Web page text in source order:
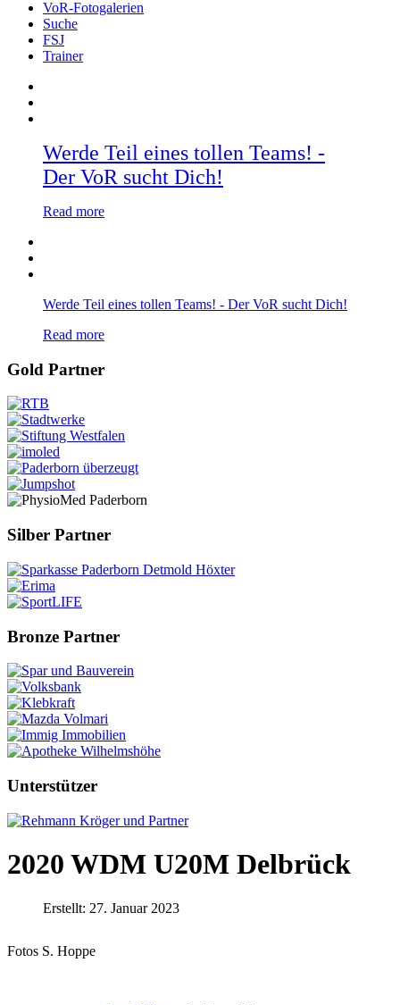
VoR-Fotogalerien
Suche
FSJ
Trainer
Werde Teil eines tollen Teams! -
Der VoR sucht Dich!
Read more
Werde Teil eines tollen Teams! - Der VoR sucht Dich!
Read more
Gold Partner
Silber Partner
Bronze Partner
Unterstützer
2020 WDM U20M Delbrück
Erstellt: 27. Januar 2023
Fotos S. Hoppe